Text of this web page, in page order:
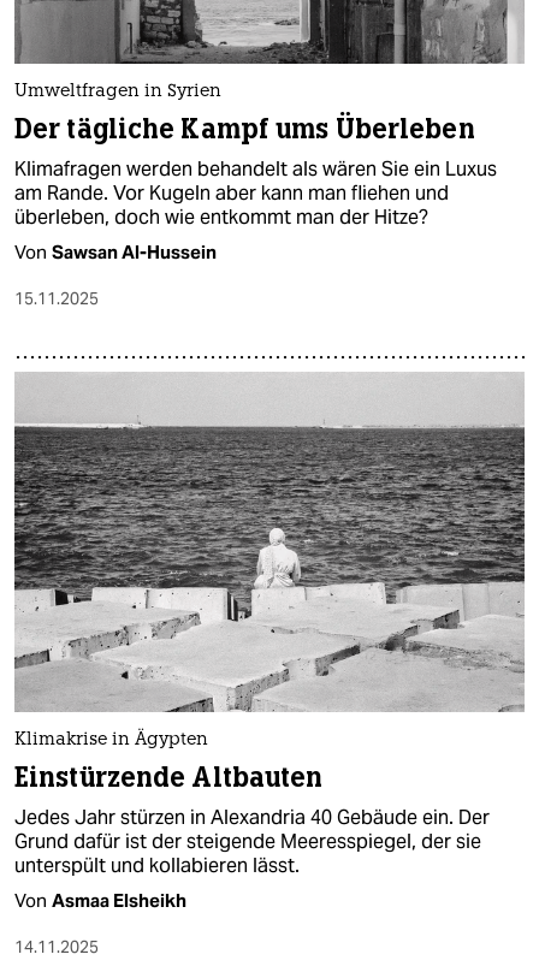
Umweltfragen in Syrien
Der tägliche Kampf ums Überleben
Klimafragen werden behandelt als wären Sie ein Luxus
am Rande. Vor Kugeln aber kann man fliehen und
überleben, doch wie entkommt man der Hitze?
Von Sawsan Al-Hussein
15.11.2025
Klimakrise in Ägypten
Einstürzende Altbauten
Jedes Jahr stürzen in Alexandria 40 Gebäude ein. Der
Grund dafür ist der steigende Meeresspiegel, der sie
unterspült und kollabieren lässt.
Von Asmaa Elsheikh
14.11.2025